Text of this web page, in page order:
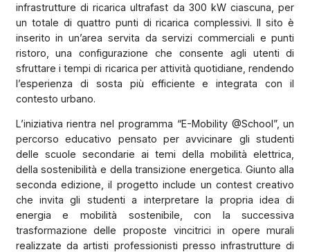
infrastrutture di ricarica ultrafast da 300 kW ciascuna, per
un totale di quattro punti di ricarica complessivi. Il sito è
inserito in un’area servita da servizi commerciali e punti
ristoro, una configurazione che consente agli utenti di
sfruttare i tempi di ricarica per attività quotidiane, rendendo
l’esperienza di sosta più efficiente e integrata con il
contesto urbano.
L’iniziativa rientra nel programma “E-Mobility @School”, un
percorso educativo pensato per avvicinare gli studenti
delle scuole secondarie ai temi della mobilità elettrica,
della sostenibilità e della transizione energetica. Giunto alla
seconda edizione, il progetto include un contest creativo
che invita gli studenti a interpretare la propria idea di
energia e mobilità sostenibile, con la successiva
trasformazione delle proposte vincitrici in opere murali
realizzate da artisti professionisti presso infrastrutture di